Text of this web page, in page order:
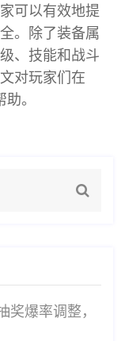
可以有效地提
。除了装备属
、技能和战斗
对玩家们在
。
爆率调整，